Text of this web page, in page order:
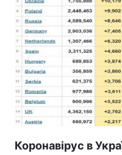
Коронавірус в